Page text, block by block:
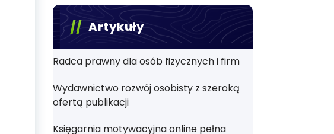
Artykuły
Radca prawny dla osób fizycznych i firm
Wydawnictwo rozwój osobisty z szeroką
ofertą publikacji
Księgarnia motywacyjna online pełna